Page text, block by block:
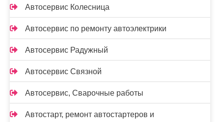
Автосервис Колесница
Автосервис по ремонту автоэлектрики
Автосервис Радужный
Автосервис Связной
Автосервис, Сварочные работы
Автостарт, ремонт автостартеров и